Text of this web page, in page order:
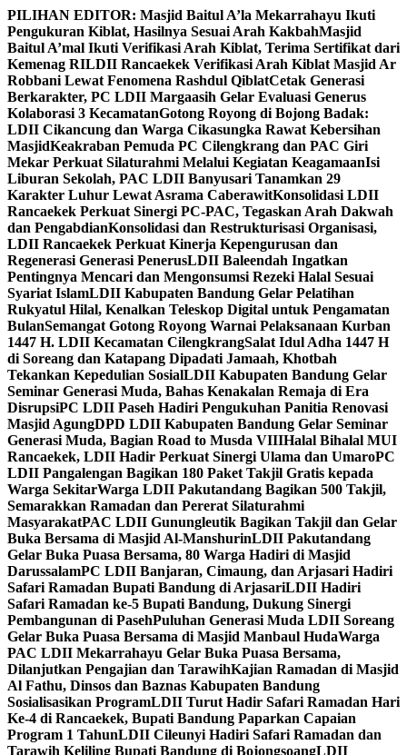
Skip
to
content
PILIHAN EDITOR: Masjid Baitul A’la Mekarrahayu Ikuti
Pengukuran Kiblat, Hasilnya Sesuai Arah KakbahMasjid
Baitul A’mal Ikuti Verifikasi Arah Kiblat, Terima Sertifikat dari
Kemenag RILDII Rancaekek Verifikasi Arah Kiblat Masjid Ar
Robbani Lewat Fenomena Rashdul QiblatCetak Generasi
Berkarakter, PC LDII Margaasih Gelar Evaluasi Generus
Kolaborasi 3 KecamatanGotong Royong di Bojong Badak:
LDII Cikancung dan Warga Cikasungka Rawat Kebersihan
MasjidKeakraban Pemuda PC Cilengkrang dan PAC Giri
Mekar Perkuat Silaturahmi Melalui Kegiatan KeagamaanIsi
Liburan Sekolah, PAC LDII Banyusari Tanamkan 29
Karakter Luhur Lewat Asrama CaberawitKonsolidasi LDII
Rancaekek Perkuat Sinergi PC-PAC, Tegaskan Arah Dakwah
dan PengabdianKonsolidasi dan Restrukturisasi Organisasi,
LDII Rancaekek Perkuat Kinerja Kepengurusan dan
Regenerasi Generasi PenerusLDII Baleendah Ingatkan
Pentingnya Mencari dan Mengonsumsi Rezeki Halal Sesuai
Syariat IslamLDII Kabupaten Bandung Gelar Pelatihan
Rukyatul Hilal, Kenalkan Teleskop Digital untuk Pengamatan
BulanSemangat Gotong Royong Warnai Pelaksanaan Kurban
1447 H. LDII Kecamatan CilengkrangSalat Idul Adha 1447 H
di Soreang dan Katapang Dipadati Jamaah, Khotbah
Tekankan Kepedulian SosialLDII Kabupaten Bandung Gelar
Seminar Generasi Muda, Bahas Kenakalan Remaja di Era
DisrupsiPC LDII Paseh Hadiri Pengukuhan Panitia Renovasi
Masjid AgungDPD LDII Kabupaten Bandung Gelar Seminar
Generasi Muda, Bagian Road to Musda VIIIHalal Bihalal MUI
Rancaekek, LDII Hadir Perkuat Sinergi Ulama dan UmaroPC
LDII Pangalengan Bagikan 180 Paket Takjil Gratis kepada
Warga SekitarWarga LDII Pakutandang Bagikan 500 Takjil,
Semarakkan Ramadan dan Pererat Silaturahmi
MasyarakatPAC LDII Gunungleutik Bagikan Takjil dan Gelar
Buka Bersama di Masjid Al-ManshurinLDII Pakutandang
Gelar Buka Puasa Bersama, 80 Warga Hadiri di Masjid
DarussalamPC LDII Banjaran, Cimaung, dan Arjasari Hadiri
Safari Ramadan Bupati Bandung di ArjasariLDII Hadiri
Safari Ramadan ke-5 Bupati Bandung, Dukung Sinergi
Pembangunan di PasehPuluhan Generasi Muda LDII Soreang
Gelar Buka Puasa Bersama di Masjid Manbaul HudaWarga
PAC LDII Mekarrahayu Gelar Buka Puasa Bersama,
Dilanjutkan Pengajian dan TarawihKajian Ramadan di Masjid
Al Fathu, Dinsos dan Baznas Kabupaten Bandung
Sosialisasikan ProgramLDII Turut Hadir Safari Ramadan Hari
Ke-4 di Rancaekek, Bupati Bandung Paparkan Capaian
Program 1 TahunLDII Cileunyi Hadiri Safari Ramadan dan
Tarawih Keliling Bupati Bandung di BojongsoangLDII